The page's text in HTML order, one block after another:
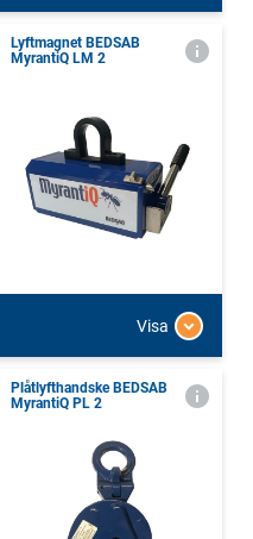
Lyftmagnet BEDSAB
MyrantiQ LM 2
Visa
Plåtlyfthandske BEDSAB
MyrantiQ PL 2